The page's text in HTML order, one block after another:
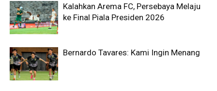
Kalahkan Arema FC, Persebaya Melaju
ke Final Piala Presiden 2026
Bernardo Tavares: Kami Ingin Menang